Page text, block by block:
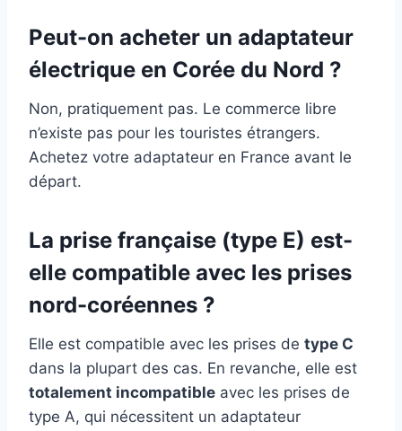
Peut-on acheter un adaptateur
électrique en Corée du Nord ?
Non, pratiquement pas. Le commerce libre
n’existe pas pour les touristes étrangers.
Achetez votre adaptateur en France avant le
départ.
La prise française (type E) est-
elle compatible avec les prises
nord-coréennes ?
Elle est compatible avec les prises de type C
dans la plupart des cas. En revanche, elle est
totalement incompatible avec les prises de
type A, qui nécessitent un adaptateur